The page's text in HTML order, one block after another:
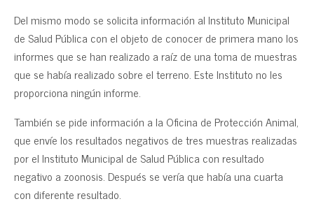
Del mismo modo se solicita información al Instituto Municipal
de Salud Pública con el objeto de conocer de primera mano los
informes que se han realizado a raíz de una toma de muestras
que se había realizado sobre el terreno. Este Instituto no les
proporciona ningún informe.
También se pide información a la Oficina de Protección Animal,
que envíe los resultados negativos de tres muestras realizadas
por el Instituto Municipal de Salud Pública con resultado
negativo a zoonosis. Después se vería que había una cuarta
con diferente resultado.